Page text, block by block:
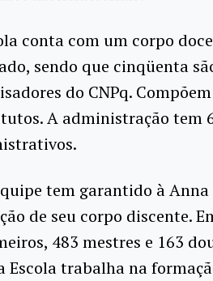
conta com um corpo
sendo que cinqüenta
do CNPq.
A administração tem
tem garantido à
de seu corpo discente.
483 mestres e 163
Escola trabalha na